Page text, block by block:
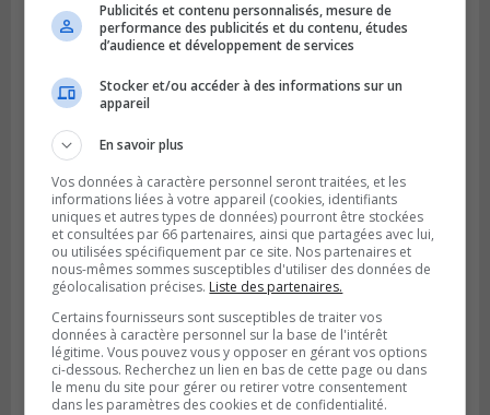
Publié le 6 août 2026 à 05h39
La grenade du camping du lac Cristal était
inoffensive
Publicités et contenu personnalisés, mesure de
performance des publicités et du contenu, études
d’audience et développement de services
Stocker et/ou accéder à des informations sur un
appareil
En savoir plus
Vos données à caractère personnel seront traitées, et les
informations liées à votre appareil (cookies, identifiants
uniques et autres types de données) pourront être stockées
et consultées par 66 partenaires, ainsi que partagées avec lui,
ou utilisées spécifiquement par ce site. Nos partenaires et
nous-mêmes sommes susceptibles d'utiliser des données de
géolocalisation précises. Liste des partenaires.
Certains fournisseurs sont susceptibles de traiter vos
données à caractère personnel sur la base de l'intérêt
légitime. Vous pouvez vous y opposer en gérant vos options
ci-dessous. Recherchez un lien en bas de cette page ou dans
le menu du site pour gérer ou retirer votre consentement
dans les paramètres des cookies et de confidentialité.